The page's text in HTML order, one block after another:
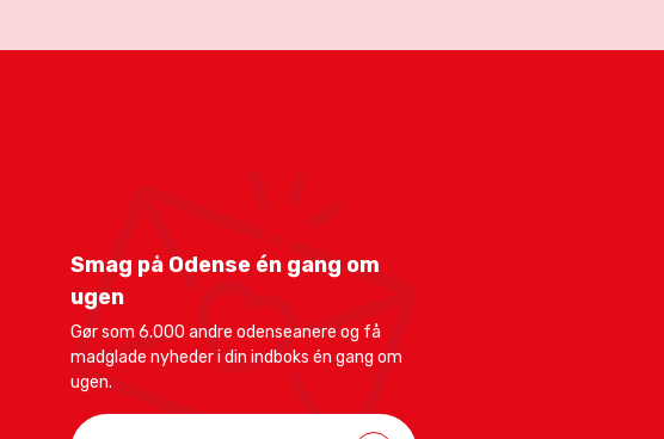
Smag på Odense én gang om
ugen
Gør som 6.000 andre odenseanere og få
madglade nyheder i din indboks én gang om
ugen.